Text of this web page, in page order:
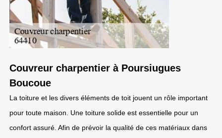
Couvreur charpentier à Poursiugues
Boucoue
La toiture et les divers éléments de toit jouent un rôle important
pour toute maison. Une toiture solide est essentielle pour un
confort assuré. Afin de prévoir la qualité de ces matériaux dans